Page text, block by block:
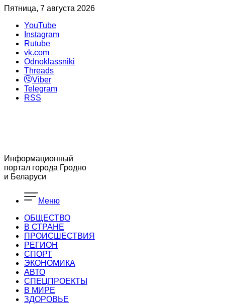
Пятница, 7 августа 2026
YouTube
Instagram
Rutube
vk.com
Odnoklassniki
Threads
Viber
Telegram
RSS
Информационный
портал города Гродно
и Беларуси
Меню
ОБЩЕСТВО
В СТРАНЕ
ПРОИСШЕСТВИЯ
РЕГИОН
CПОРТ
ЭКОНОМИКА
АВТО
СПЕЦПРОЕКТЫ
В МИРЕ
ЗДОРОВЬЕ